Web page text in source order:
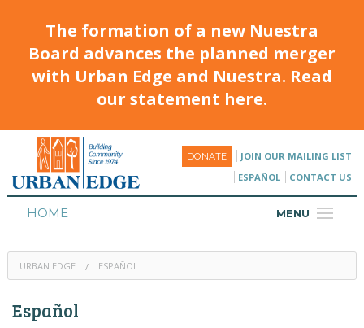
The formation of a new Nuestra
Board advances the planned merger
with Urban Edge and Nuestra. Read
our statement here.
DONATE
JOIN OUR MAILING LIST
ESPAÑOL
CONTACT US
MENU
HOME
HOUSING
PROGRAMS & CLASSES
URBAN EDGE ESPAÑOL
Español